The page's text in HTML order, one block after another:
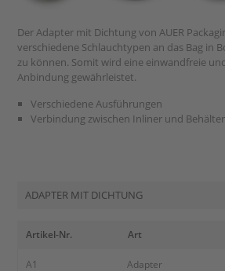
Der Adapter mit Dichtung von AUER
verschiedene Schlauchtypen an das Bag in
zu können. Somit wird eine einwandfreie
Anbindung gewährleistet.
Verschiedene Ausführungen
Verbindung zwischen Inliner und Behälter
ADAPTER MIT DICHTUNG
Artikel-Nr. Art
A1 Adapter